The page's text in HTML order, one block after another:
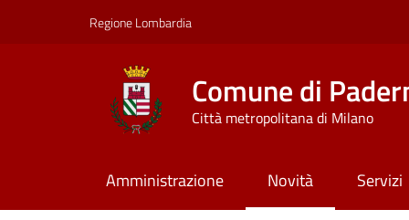
Regione Lombardia
Comune di
Città metropolitana di Milano
Amministrazione Novità Servizi